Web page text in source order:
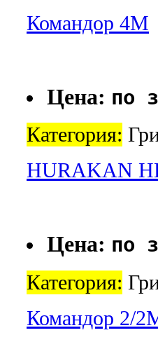
Командор 4М
Цена: по
Категория:
HURAKAN
Цена: по
Категория:
Командор 2/